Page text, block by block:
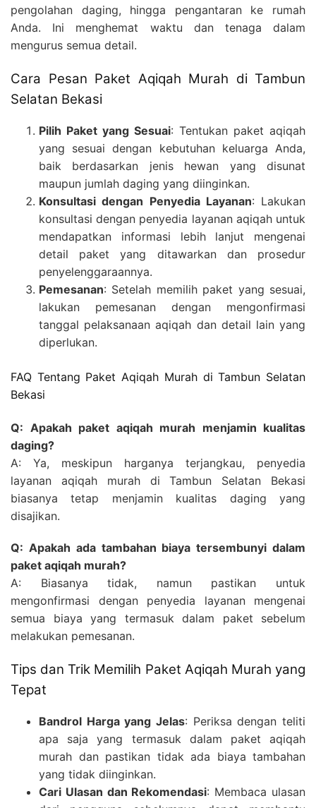
pengolahan daging, hingga pengantaran ke rumah
Anda. Ini menghemat waktu dan tenaga dalam
mengurus semua detail.
Cara Pesan Paket Aqiqah Murah di Tambun
Selatan Bekasi
Pilih Paket yang Sesuai: Tentukan paket aqiqah
yang sesuai dengan kebutuhan keluarga Anda,
baik berdasarkan jenis hewan yang disunat
maupun jumlah daging yang diinginkan.
Konsultasi dengan Penyedia Layanan: Lakukan
konsultasi dengan penyedia layanan aqiqah untuk
mendapatkan informasi lebih lanjut mengenai
detail paket yang ditawarkan dan prosedur
penyelenggaraannya.
Pemesanan: Setelah memilih paket yang sesuai,
lakukan pemesanan dengan mengonfirmasi
tanggal pelaksanaan aqiqah dan detail lain yang
diperlukan.
FAQ Tentang Paket Aqiqah Murah di Tambun Selatan
Bekasi
Q: Apakah paket aqiqah murah menjamin kualitas
daging?
A: Ya, meskipun harganya terjangkau, penyedia
layanan aqiqah murah di Tambun Selatan Bekasi
biasanya tetap menjamin kualitas daging yang
disajikan.
Q: Apakah ada tambahan biaya tersembunyi dalam
paket aqiqah murah?
A: Biasanya tidak, namun pastikan untuk
mengonfirmasi dengan penyedia layanan mengenai
semua biaya yang termasuk dalam paket sebelum
melakukan pemesanan.
Tips dan Trik Memilih Paket Aqiqah Murah yang
Tepat
Bandrol Harga yang Jelas: Periksa dengan teliti
apa saja yang termasuk dalam paket aqiqah
murah dan pastikan tidak ada biaya tambahan
yang tidak diinginkan.
Cari Ulasan dan Rekomendasi: Membaca ulasan